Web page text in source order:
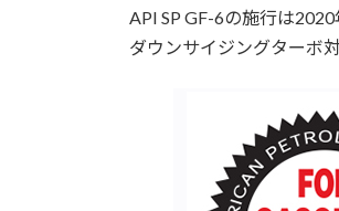
API SP GF-6の施行は
ダウンサイジングターボ